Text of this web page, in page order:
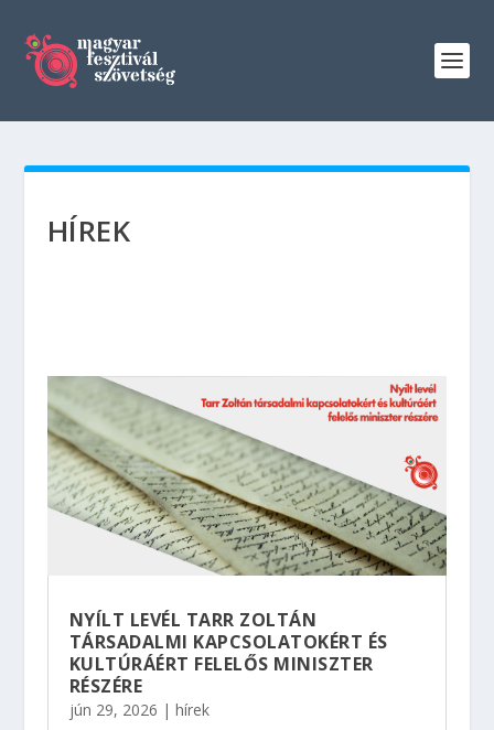
HÍREK
NYÍLT LEVÉL TARR ZOLTÁN
TÁRSADALMI KAPCSOLATOKÉRT ÉS
KULTÚRÁÉRT FELELŐS MINISZTER
RÉSZÉRE
jún 29, 2026 | hírek